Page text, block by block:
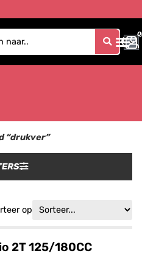
0
0
“drukver”
op
2T 125/180CC